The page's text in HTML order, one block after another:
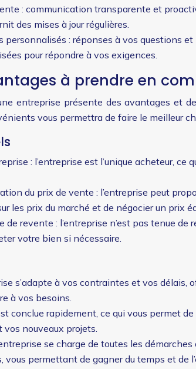
: communication transparente et
des mises à jour régulières.
personnalisés : réponses à vos questions
pour répondre à vos exigences.
à prendre en
entreprise présente des avantages et
vous permettra de faire le meilleur
: l’entreprise est l’unique acheteur,
du prix de vente : l’entreprise peut
les prix du marché et de négocier un prix
de revente : l’entreprise n’est pas tenue
votre bien si nécessaire.
s’adapte à vos contraintes et vos
à vos besoins.
conclue rapidement, ce qui vous permet
nouveaux projets.
se charge de toutes les
vous permettant de gagner du temps et de